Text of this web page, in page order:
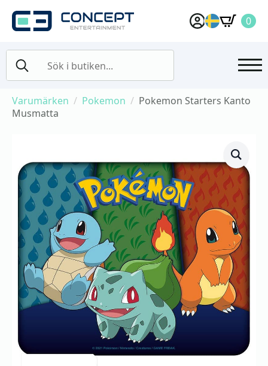
0
for:
Varumärken Pokemon
Pokemon Starters Kanto
Musmatta